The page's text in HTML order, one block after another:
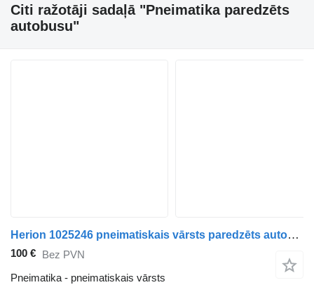
Citi ražotāji sadaļā "Pneimatika paredzēts
autobusu"
Herion 1025246 pneimatiskais vārsts paredzēts autobusa
100 € Bez PVN
Pneimatika - pneimatiskais vārsts